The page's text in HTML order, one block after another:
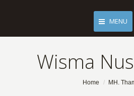
MENU
Wisma
Home MH.